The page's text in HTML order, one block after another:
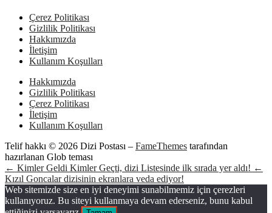
Çerez Politikası
Gizlilik Politikası
Hakkımızda
İletişim
Kullanım Koşulları
Hakkımızda
Gizlilik Politikası
Çerez Politikası
İletişim
Kullanım Koşulları
Telif hakkı © 2026 Dizi Postası – FameThemes tarafından
hazırlanan Glob teması
← Kimler Geldi Kimler Geçti, dizi Listesinde ilk sırada yer aldı! ←
Kızıl Goncalar dizisinin ekranlara veda ediyor!
Web sitemizde size en iyi deneyimi sunabilmemiz için çerezleri
kullanıyoruz. Bu siteyi kullanmaya devam ederseniz, bunu kabul